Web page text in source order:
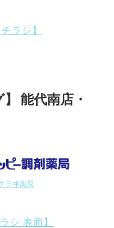
ラシ】
能代南店・
ラヰ薬局
シ 表面】